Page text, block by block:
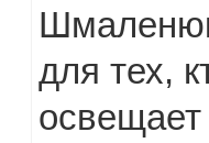
для тех,
освещает